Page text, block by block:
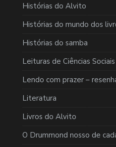
Histórias do Alvito
Histórias do mundo dos
Histórias do samba
Leituras de Ciências Sociais
Lendo com prazer –
Literatura
Livros do Alvito
O Drummond nosso de